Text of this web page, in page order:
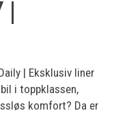
|
| Eksklusiv liner
i toppklassen,
komfort? Da er